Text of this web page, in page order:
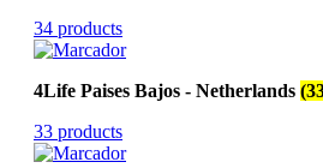
34 products
4Life Paises Bajos - Netherlands
33 products